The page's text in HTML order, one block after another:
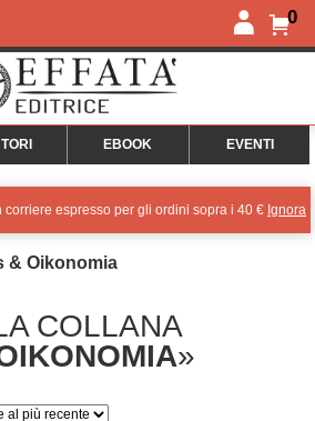
0
EBOOK EVENTI
corriere espresso per gli ordini sopra i 40 € Ignora
& Oikonomia
COLLANA
»